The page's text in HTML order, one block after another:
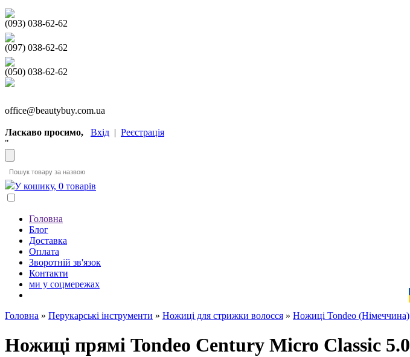
(093) 038-62-62
(097) 038-62-62
(050) 038-62-62
office@beautybuy.com.ua
Ласкаво просимо, Вхід | Реєстрація
"
У кошику, 0 товарів
Головна
Блог
Доставка
Оплата
Зворотній зв'язок
Контакти
ми у соцмережах
Головна » Перукарські інструменти » Ножиці для стрижки волосся » Ножиці Tondeo (Німеччина)
Ножиці прямі Tondeo Century Micro Classic 5.0